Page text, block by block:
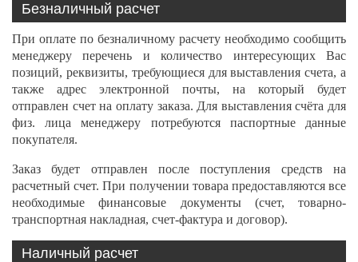
Безналичный расчет
При оплате по безналичному расчету необходимо сообщить
менеджеру перечень и количество интересующих Вас
позиций, реквизиты, требующиеся для выставления счета, а
также адрес электронной почты, на который будет
отправлен счет на оплату заказа. Для выставления счёта для
физ. лица менеджеру потребуются паспортные данные
покупателя.
Заказ будет отправлен после поступления средств на
расчетный счет. При получении товара предоставляются все
необходимые финансовые документы (счет, товарно-
транспортная накладная, счет-фактура и договор).
Наличный расчет